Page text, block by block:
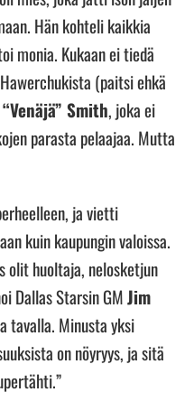
Hän kohteli kaikkia
monia. Kukaan ei tiedä
(paitsi ehkä
Smith, joka ei
parasta pelaajaa. Mutta
ja vietti
kuin kaupungin valoissa.
olit huoltaja, nelosketjun
Dallas Starsin GMJim
tavalla. Minusta yksi
on nöyryys, ja sitä